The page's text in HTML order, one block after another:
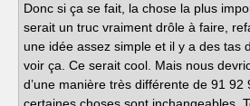
Donc si ça se fait, la chose la plus
serait un truc vraiment drôle à faire,
une idée assez simple et il y a des tas
voir ça. Ce serait cool. Mais nous
d’une manière très différente de 91